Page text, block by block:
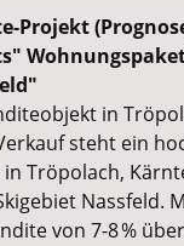
Projekt
in
steht ein
Tröpolach,
Nassfeld.
von 7-8 %